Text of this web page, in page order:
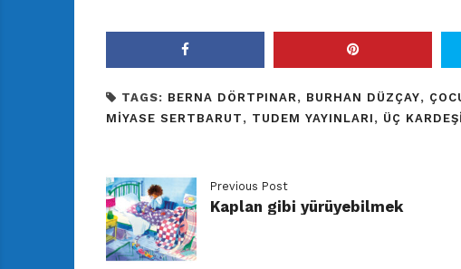
TAGS: BERNA DÖRTPINAR , BURHAN DÜZÇAY,
MIYASE SERTBARUT , TUDEM YAYINLARI , ÜÇ
Previous Post
Kaplan gibi yürüyebilmek